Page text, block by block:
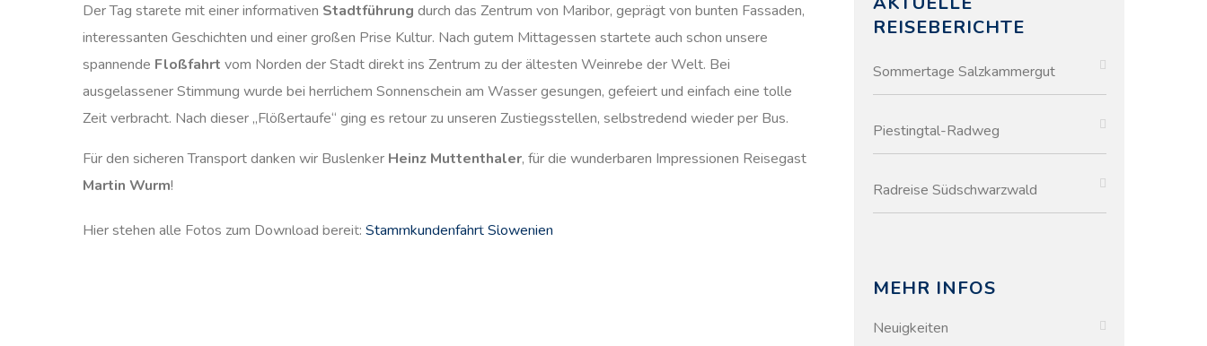
Der Tag starete mit einer informativen Stadtführung durch das Zentrum von Maribor, geprägt von bunten Fassaden,
interessanten Geschichten und einer großen Prise Kultur. Nach gutem Mittagessen startete auch schon unsere
spannende Floßfahrt vom Norden der Stadt direkt ins Zentrum zu der ältesten Weinrebe der Welt. Bei
ausgelassener Stimmung wurde bei herrlichem Sonnenschein am Wasser gesungen, gefeiert und einfach eine tolle
Zeit verbracht. Nach dieser „Flößertaufe“ ging es retour zu unseren Zustiegsstellen, selbstredend wieder per Bus.
Für den sicheren Transport danken wir Buslenker Heinz Muttenthaler, für die wunderbaren Impressionen Reisegast
Martin Wurm!
Hier stehen alle Fotos zum Download bereit: Stammkundenfahrt Slowenien
REISEBERICHTE
Sommertage Salzkammergut
Piestingtal-Radweg
Radreise Südschwarzwald
MEHR INFOS
Neuigkeiten